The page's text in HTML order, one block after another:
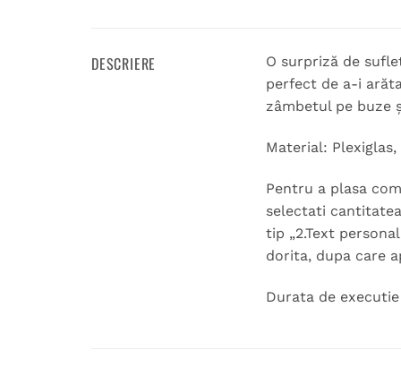
DESCRIERE
O surpriză de
perfect de a-i
zâmbetul pe buze
Material:
Pentru a plasa
selectati
tip „2.Text
dorita, dupa care
Durata de